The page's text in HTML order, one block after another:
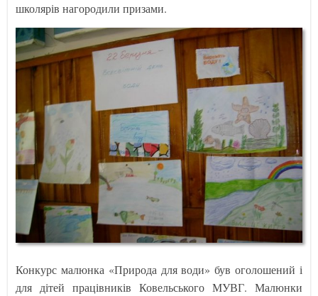
школярів нагородили призами.
Конкурс малюнка «Природа для води» був оголошений і
для дітей працівників Ковельського МУВГ. Малюнки